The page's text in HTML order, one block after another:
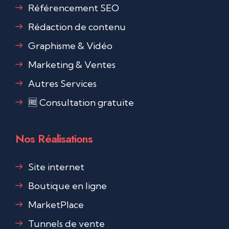
Référencement SEO
Rédaction de contenu
Graphisme & Vidéo
Marketing & Ventes
Autres Services
🆓 Consultation gratuite
Nos Réalisations
Site internet
Boutique en ligne
MarketPlace
Tunnels de vente